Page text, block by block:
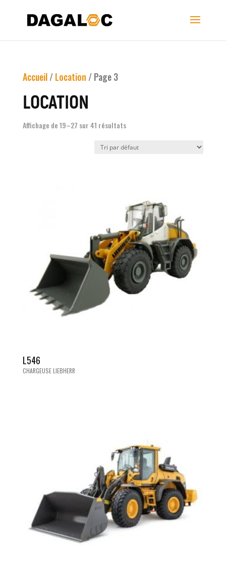
Accueil/Location / Page 3
LOCATION
Affichage de 19–27 sur 41 résultats
L546
CHARGEUSE LIEBHERR